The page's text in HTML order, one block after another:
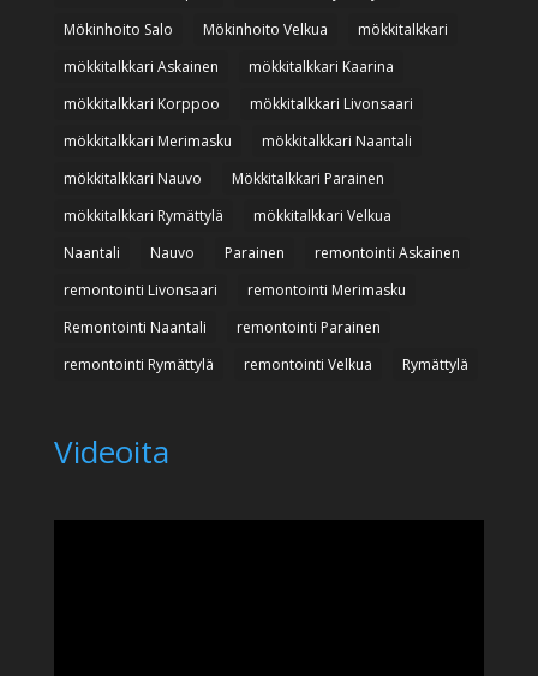
Mökinhoito Salo
Mökinhoito Velkua
mökkitalkkari
mökkitalkkari Askainen
mökkitalkkari Kaarina
mökkitalkkari Korppoo
mökkitalkkari Livonsaari
mökkitalkkari Merimasku
mökkitalkkari Naantali
mökkitalkkari Nauvo
Mökkitalkkari Parainen
mökkitalkkari Rymättylä
mökkitalkkari Velkua
Naantali
Nauvo Parainen
remontointi Askainen
remontointi Livonsaari
remontointi Merimasku
Remontointi Naantali
remontointi Parainen
remontointi Rymättylä
remontointi Velkua Rymättylä
Videoita